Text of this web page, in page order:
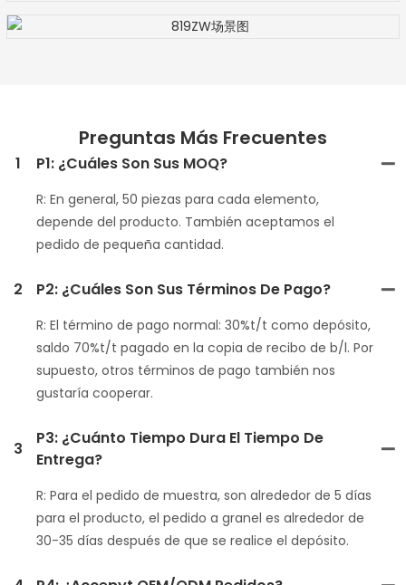
Preguntas Más Frecuentes
1 P1: ¿Cuáles Son Sus MOQ?
R: En general, 50 piezas para cada elemento,
depende del producto. También aceptamos el
pedido de pequeña cantidad.
2 P2: ¿Cuáles Son Sus Términos De Pago?
R: El término de pago normal: 30%t/t como depósito,
saldo 70%t/t pagado en la copia de recibo de b/l. Por
supuesto, otros términos de pago también nos
gustaría cooperar.
3
P3: ¿Cuánto Tiempo Dura El Tiempo De
Entrega?
R: Para el pedido de muestra, son alrededor de 5 días
para el producto, el pedido a granel es alrededor de
30-35 días después de que se realice el depósito.